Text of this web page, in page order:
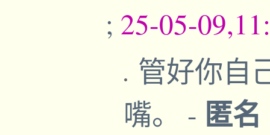
; 25-05-
管好你自
嘴。 - 匿名